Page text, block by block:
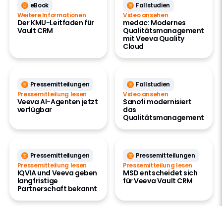
eBook
Weitere Informationen
Der KMU-Leitfaden für
Vault CRM
Fallstudien
Video ansehen
medac: Modernes
Qualitätsmanagement
mit Veeva Quality
Cloud
Pressemitteilungen
Pressemitteilung lesen
Veeva AI-Agenten jetzt
verfügbar
Fallstudien
Video ansehen
Sanofi modernisiert
das
Qualitätsmanagement
Pressemitteilungen
Pressemitteilung lesen
IQVIA und Veeva geben
langfristige
Partnerschaft bekannt
Pressemitteilungen
Pressemitteilung lesen
MSD entscheidet sich
für Veeva Vault CRM